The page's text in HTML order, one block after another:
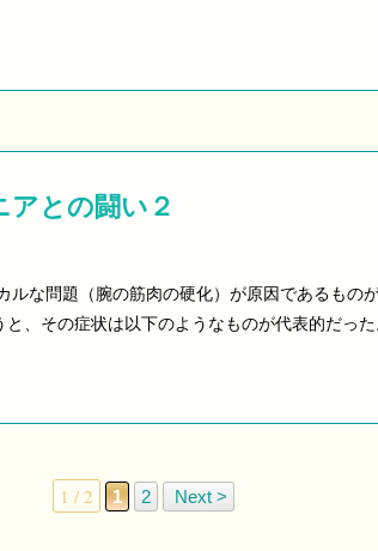
アとの闘い２
ルな問題（腕の筋肉の硬化）が原因であるもの
と、その症状は以下のようなものが代表的だ
1 / 2 1 2 Next >